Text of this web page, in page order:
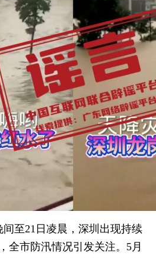
间至21日凌晨，深圳出现持续
全市防汛情况引发关注。5月